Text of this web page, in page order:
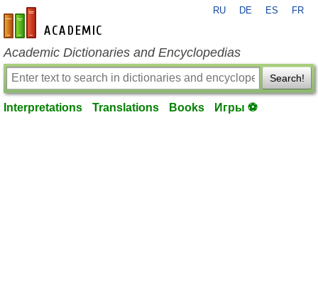
en-academic.com
RU DE ES FR
Academic Dictionaries and Encyclopedias
Search!
Interpretations Translations Books Игры ⚽